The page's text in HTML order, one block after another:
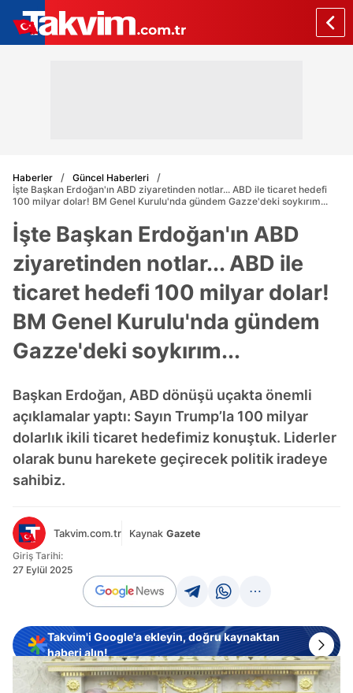
Haberler
Güncel Haberleri
İşte Başkan Erdoğan'ın ABD ziyaretinden notlar... ABD ile ticaret hedefi
100 milyar dolar! BM Genel Kurulu'nda gündem Gazze'deki soykırım...
İşte Başkan Erdoğan'ın ABD
ziyaretinden notlar... ABD ile
ticaret hedefi 100 milyar dolar!
BM Genel Kurulu'nda gündem
Gazze'deki soykırım...
Başkan Erdoğan, ABD dönüşü uçakta önemli
açıklamalar yaptı: Sayın Trump’la 100 milyar
dolarlık ikili ticaret hedefimiz konuştuk. Liderler
olarak bunu harekete geçirecek politik iradeye
sahibiz.
Takvim.com.tr Kaynak Gazete
Giriş Tarihi:
27 Eylül 2025
Takvim'i Google'a ekleyin, doğru kaynaktan
haberi alın!